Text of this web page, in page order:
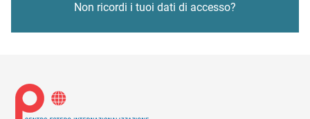
Non ricordi i tuoi dati di accesso?